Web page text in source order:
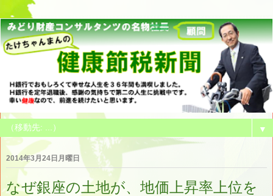
▼
2014年3月24日月曜日
なぜ銀座の土地が、地価上昇率上位を